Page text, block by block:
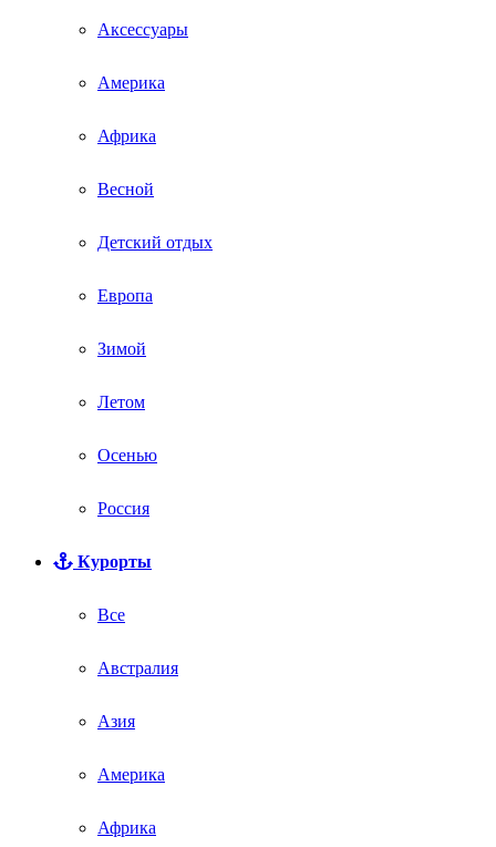
Аксессуары
Америка
Африка
Весной
Детский отдых
Европа
Зимой
Летом
Осенью
Россия
Курорты
Все
Австралия
Азия
Америка
Африка